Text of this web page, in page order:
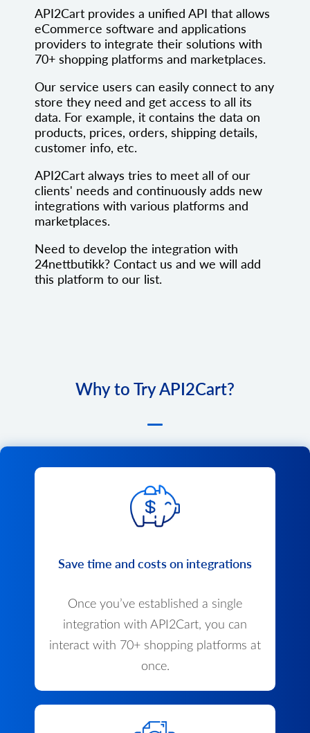
API2Cart provides a unified API that allows
eCommerce software and applications
providers to integrate their solutions with
70+ shopping platforms and marketplaces.
Our service users can easily connect to any
store they need and get access to all its
data. For example, it contains the data on
products, prices, orders, shipping details,
customer info, etc.
API2Cart always tries to meet all of our
clients' needs and continuously adds new
integrations with various platforms and
marketplaces.
Need to develop the integration with
24nettbutikk? Contact us and we will add
this platform to our list.
Why to Try API2Cart?
Save time and costs on integrations
Once you’ve established a single
integration with API2Cart, you can
interact with 70+ shopping platforms at
once.